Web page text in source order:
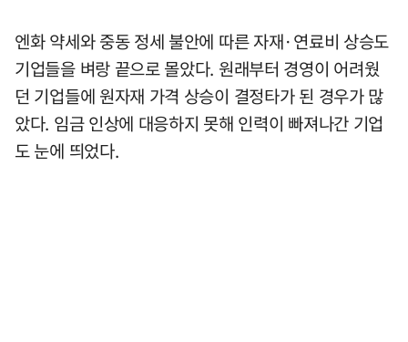
엔화 약세와 중동 정세 불안에 따른 자재·연료비 상승도
기업들을 벼랑 끝으로 몰았다. 원래부터 경영이 어려웠
던 기업들에 원자재 가격 상승이 결정타가 된 경우가 많
았다. 임금 인상에 대응하지 못해 인력이 빠져나간 기업
도 눈에 띄었다.